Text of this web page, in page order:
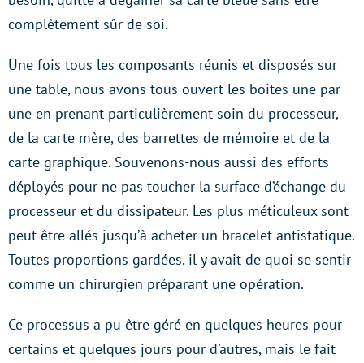
complètement sûr de soi.
Une fois tous les composants réunis et disposés sur
une table, nous avons tous ouvert les boites une par
une en prenant particulièrement soin du processeur,
de la carte mère, des barrettes de mémoire et de la
carte graphique. Souvenons-nous aussi des efforts
déployés pour ne pas toucher la surface d’échange du
processeur et du dissipateur. Les plus méticuleux sont
peut-être allés jusqu’à acheter un bracelet antistatique.
Toutes proportions gardées, il y avait de quoi se sentir
comme un chirurgien préparant une opération.
Ce processus a pu être géré en quelques heures pour
certains et quelques jours pour d’autres, mais le fait